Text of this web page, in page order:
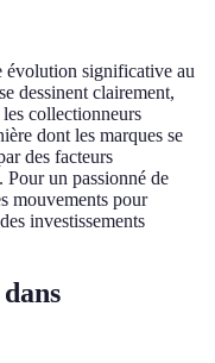
évolution significative au
dessinent clairement,
collectionneurs
dont les marques se
des facteurs
un passionné de
mouvements pour
investissements